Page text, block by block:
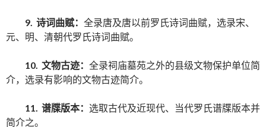
9. 诗词曲赋： 全录唐及唐以前罗氏诗词曲赋，选录宋、
元、明、清朝代罗氏诗词曲赋。
10. 文物古迹： 全录祠庙墓苑之外的县级文物保护单位简
介，选录有影响的文物古迹简介。
11. 谱牒版本： 选取古代及近现代、当代罗氏谱牒版本并
简介之。